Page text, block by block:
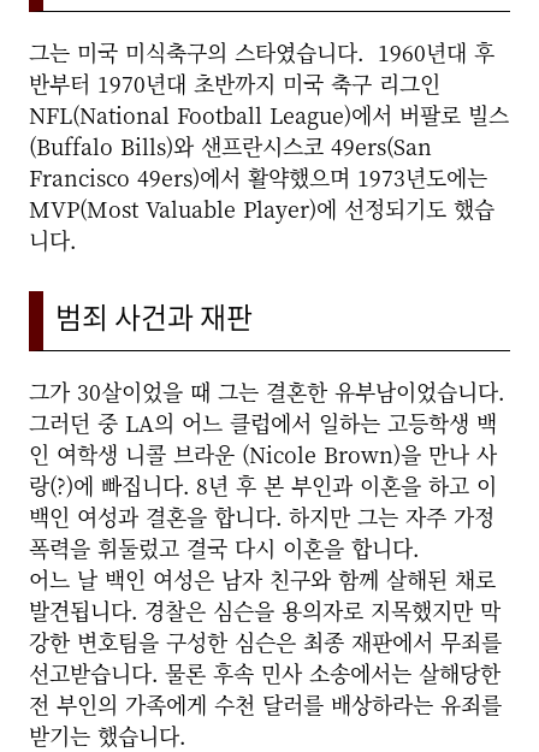
그는 미국 미식축구의 스타였습니다. 1960년대 후
반부터 1970년대 초반까지 미국 축구 리그인
NFL(National Football League)에서 버팔로 빌스
(Buffalo Bills)와 샌프란시스코 49ers(San
Francisco 49ers)에서 활약했으며 1973년도에는
MVP(Most Valuable Player)에 선정되기도 했습
니다.
범죄 사건과 재판
그가 30살이었을 때 그는 결혼한 유부남이었습니다.
그러던 중 LA의 어느 클럽에서 일하는 고등학생 백
인 여학생 니콜 브라운 (Nicole Brown)을 만나 사
랑(?)에 빠집니다. 8년 후 본 부인과 이혼을 하고 이
백인 여성과 결혼을 합니다. 하지만 그는 자주 가정
폭력을 휘둘렀고 결국 다시 이혼을 합니다.
어느 날 백인 여성은 남자 친구와 함께 살해된 채로
발견됩니다. 경찰은 심슨을 용의자로 지목했지만 막
강한 변호팀을 구성한 심슨은 최종 재판에서 무죄를
선고받습니다. 물론 후속 민사 소송에서는 살해당한
전 부인의 가족에게 수천 달러를 배상하라는 유죄를
받기는 했습니다.